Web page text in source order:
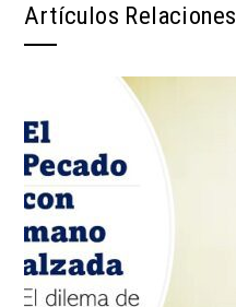
Artículos Relaciones